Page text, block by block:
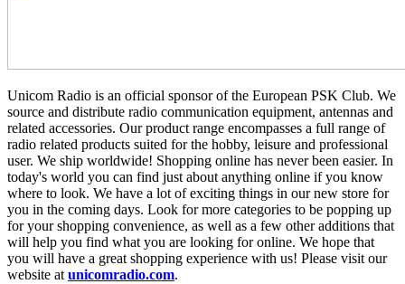
Unicom Radio is an official sponsor of the European PSK Club. We
source and distribute radio communication equipment, antennas and
related accessories. Our product range encompasses a full range of
radio related products suited for the hobby, leisure and professional
user. We ship worldwide! Shopping online has never been easier. In
today's world you can find just about anything online if you know
where to look. We have a lot of exciting things in our new store for
you in the coming days. Look for more categories to be popping up
for your shopping convenience, as well as a few other additions that
will help you find what you are looking for online. We hope that
you will have a great shopping experience with us! Please visit our
website atunicomradio.com.